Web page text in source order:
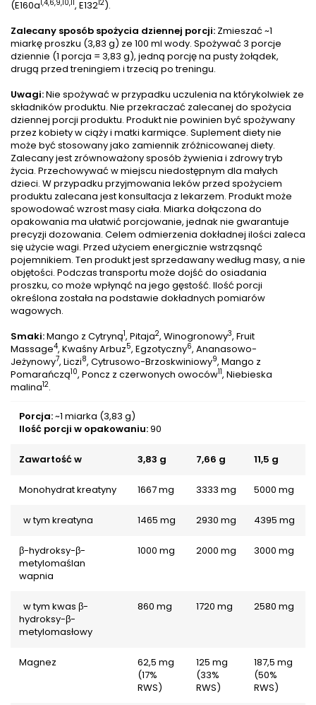
(E160a 1,4,6,9,10,11 , E132 12).
Zalecany sposób spożycia dziennej porcji: Zmieszać ~1
miarkę proszku (3,83 g) ze 100 ml wody. Spożywać 3 porcje
dziennie (1 porcja = 3,83 g), jedną porcję na pusty żołądek,
drugą przed treningiem i trzecią po treningu.
Uwagi:Nie spożywać w przypadku uczulenia na którykolwiek ze
składników produktu. Nie przekraczać zalecanej do spożycia
dziennej porcji produktu. Produkt nie powinien być spożywany
przez kobiety w ciąży i matki karmiące. Suplement diety nie
może być stosowany jako zamiennik zróżnicowanej diety.
Zalecany jest zrównoważony sposób żywienia i zdrowy tryb
życia. Przechowywać w miejscu niedostępnym dla małych
dzieci. W przypadku przyjmowania leków przed spożyciem
produktu zalecana jest konsultacja z lekarzem. Produkt może
spowodować wzrost masy ciała. Miarka dołączona do
opakowania ma ułatwić porcjowanie, jednak nie gwarantuje
precyzji dozowania. Celem odmierzenia dokładnej ilości zaleca
się użycie wagi. Przed użyciem energicznie wstrząsnąć
pojemnikiem. Ten produkt jest sprzedawany według masy, a nie
objętości. Podczas transportu może dojść do osiadania
proszku, co może wpłynąć na jego gęstość. Ilość porcji
określona została na podstawie dokładnych pomiarów
wagowych.
Smaki:Mango z Cytryną1, Pitaja2, Winogronowy3, Fruit
Massage4, Kwaśny Arbuz5, Egzotyczny6, Ananasowo-
Jeżynowy7, Liczi8, Cytrusowo-Brzoskwiniowy9, Mango z
Pomarańczą10, Poncz z czerwonych owoców11, Niebieska
malina12.
Porcja:~1 miarka (3,83 g)
Ilość porcji w opakowaniu:90
Zawartość w 3,83 g 7,66 g 11,5 g
Monohydrat kreatyny 1667 mg 3333 mg 5000 mg
w tym kreatyna 1465 mg 2930 mg 4395 mg
β-hydroksy-β-
metylomaślan
wapnia
1000 mg 2000 mg 3000 mg
w tym kwas β-
hydroksy-β-
metylomasłowy
860 mg 1720 mg 2580 mg
Magnez
62,5 mg
(17%
RWS)
125 mg
(33%
RWS)
187,5 mg
(50%
RWS)